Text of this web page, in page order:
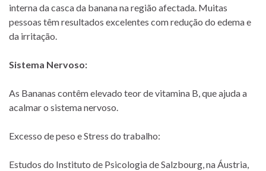
interna da casca da banana na região afectada. Muitas
pessoas têm resultados excelentes com redução do edema e
da irritação.
Sistema Nervoso:
As Bananas contêm elevado teor de vitamina B, que ajuda a
acalmar o sistema nervoso.
Excesso de peso e Stress do trabalho:
Estudos do Instituto de Psicologia de Salzbourg, na Áustria,